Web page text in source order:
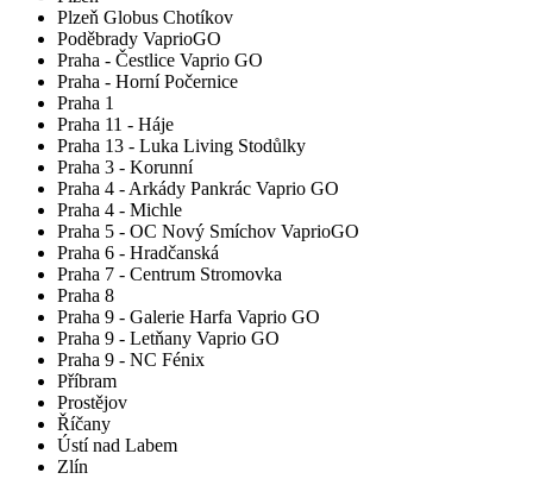
Plzeň Globus Chotíkov
Poděbrady VaprioGO
Praha - Čestlice Vaprio GO
Praha - Horní Počernice
Praha 1
Praha 11 - Háje
Praha 13 - Luka Living Stodůlky
Praha 3 - Korunní
Praha 4 - Arkády Pankrác Vaprio GO
Praha 4 - Michle
Praha 5 - OC Nový Smíchov VaprioGO
Praha 6 - Hradčanská
Praha 7 - Centrum Stromovka
Praha 8
Praha 9 - Galerie Harfa Vaprio GO
Praha 9 - Letňany Vaprio GO
Praha 9 - NC Fénix
Příbram
Prostějov
Říčany
Ústí nad Labem
Zlín